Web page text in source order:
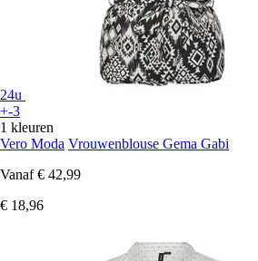
24u
+-3
1 kleuren
Vero Moda Vrouwenblouse Gema Gabi
Vanaf € 42,99
€ 18,96